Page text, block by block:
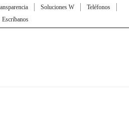
Soluciones W
Teléfonos
Escríbanos